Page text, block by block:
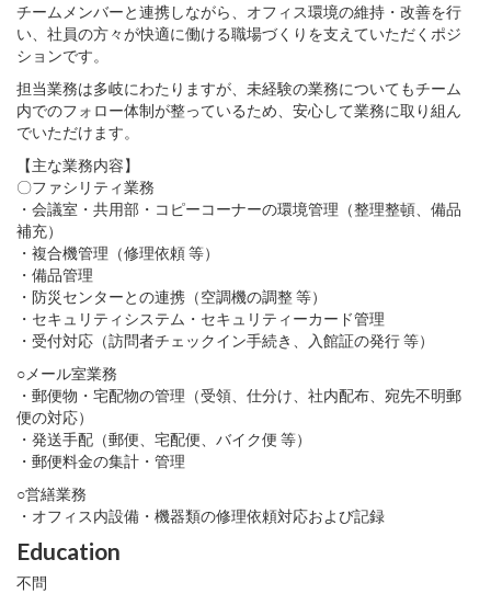
チームメンバーと連携しながら、オフィス環境の維持・改善を行
い、社員の方々が快適に働ける職場づくりを支えていただくポジ
ションです。
担当業務は多岐にわたりますが、未経験の業務についてもチーム
内でのフォロー体制が整っているため、安心して業務に取り組ん
でいただけます。
【主な業務内容】
〇ファシリティ業務
・会議室・共用部・コピーコーナーの環境管理（整理整頓、備品
補充）
・複合機管理（修理依頼 等）
・備品管理
・防災センターとの連携（空調機の調整 等）
・セキュリティシステム・セキュリティーカード管理
・受付対応（訪問者チェックイン手続き、入館証の発行 等）
○メール室業務
・郵便物・宅配物の管理（受領、仕分け、社内配布、宛先不明郵
便の対応）
・発送手配（郵便、宅配便、バイク便 等）
・郵便料金の集計・管理
○営繕業務
・オフィス内設備・機器類の修理依頼対応および記録
Education
不問